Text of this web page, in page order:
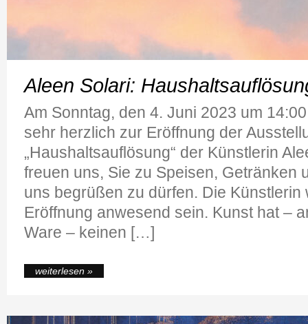
Aleen Solari:
Am Sonntag, den 4. Juni 2023 um
sehr herzlich zur Eröffnung der
„Haushaltsauflösung“ der Künstlerin
freuen uns, Sie zu Speisen, Getränken
uns begrüßen zu dürfen. Die Künstlerin
Eröffnung anwesend sein. Kunst hat –
Ware – keinen […]
weiterlesen »